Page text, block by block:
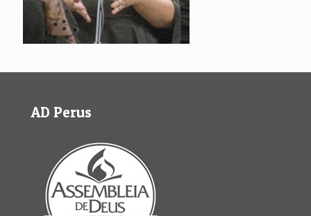
AD Perus